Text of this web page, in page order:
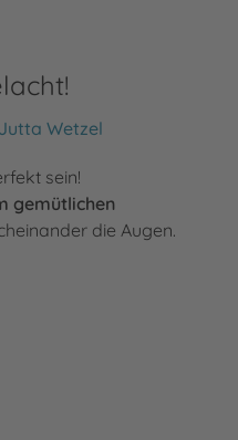
Jutta Wetzel
sein!
gemütlichen
die Augen.